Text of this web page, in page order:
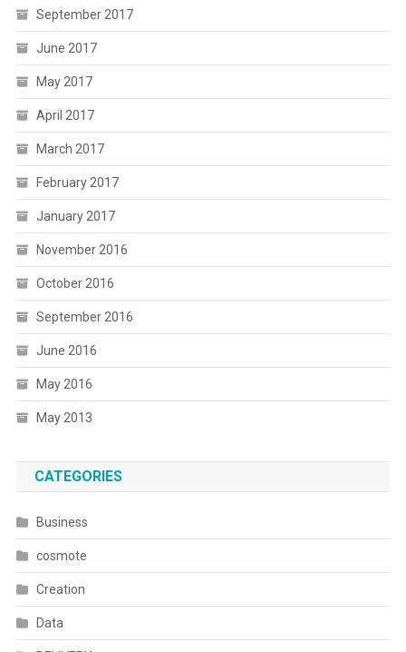
September 2017
June 2017
May 2017
April 2017
March 2017
February 2017
January 2017
November 2016
October 2016
September 2016
June 2016
May 2016
May 2013
CATEGORIES
Business
cosmote
Creation
Data